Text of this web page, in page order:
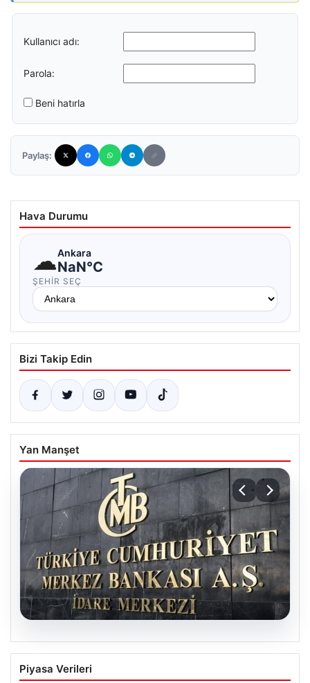
Kullanıcı adı:
Parola:
Beni hatırla
Paylaş:
Hava Durumu
☁Ankara
NaN°C
ŞEHIR SEÇ
Bizi Takip Edin
Yan Manşet
05.08.2026
Merkez Bankası faiz kararı ne zaman?
Ekonomistlerin nisan ayı faiz beklentisi
Piyasa Verileri